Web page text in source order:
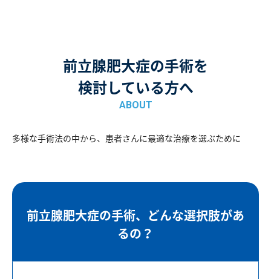
前立腺肥大症の手術を
検討している方へ
ABOUT
多様な手術法の中から、患者さんに最適な治療を選ぶために
前立腺肥大症の手術、どんな選択肢があ
るの？